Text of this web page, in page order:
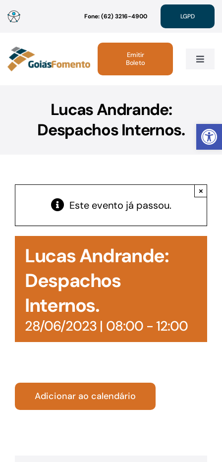
Abrir
para
conteúdo
Fone: (62) 3216-4900 LGPD
Toggle
Linhas de Crédito
Acesso à Informação
Emitir
Boleto
Lucas Andrande:
Despachos Internos.
Este evento já passou.
×
Lucas Andrande:
Despachos
Internos.
28/06/2023 | 08:00- 12:00
Adicionar ao calendário